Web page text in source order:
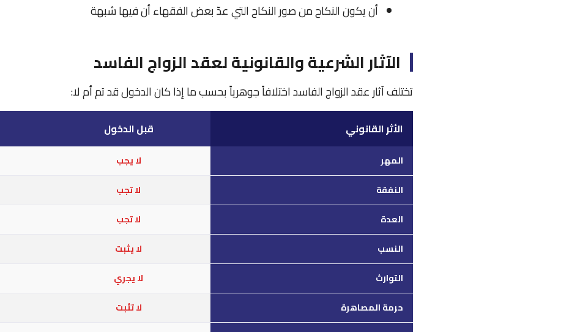
أن يكون النكاح من صور النكاح التي عدّ بعض الفقهاء أن فيها شبهة
الآثار الشرعية والقانونية لعقد الزواج الفاسد
تختلف آثار عقد الزواج الفاسد اختلافاً جوهرياً بحسب ما إذا كان الدخول قد تم أم لا:
الأثر القانوني قبل الدخول
المهر لا يجب
النفقة
لا تجب
العدة
لا تجب
النسب
لا يثبت
التوارث
لا يجري
حرمة المصاهرة
لا تثبت